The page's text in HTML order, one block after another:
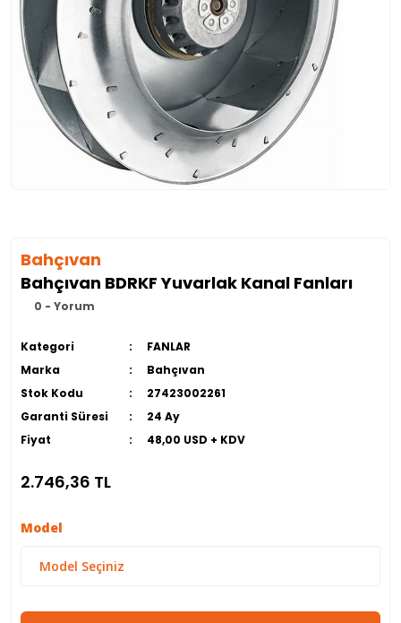
Bahçıvan
Bahçıvan BDRKF Yuvarlak Kanal Fanları
0 - Yorum
Kategori
FANLAR
Marka
Bahçıvan
Stok Kodu
27423002261
Garanti Süresi
24 Ay
Fiyat
48,00 USD + KDV
2.746,36 TL
Model